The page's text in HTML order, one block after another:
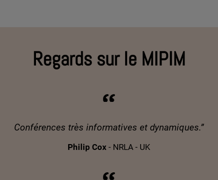
Regards sur le MIPIM
Conférences très informatives et dynamiques.”
Philip Cox - NRLA - UK